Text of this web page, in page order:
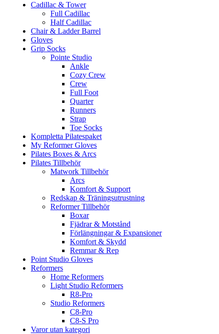
Cadillac & Tower
Full Cadillac
Half Cadillac
Chair & Ladder Barrel
Gloves
Grip Socks
Pointe Studio
Ankle
Cozy Crew
Crew
Full Foot
Quarter
Runners
Strap
Toe Socks
Kompletta Pilatespaket
My Reformer Gloves
Pilates Boxes & Arcs
Pilates Tillbehör
Matwork Tillbehör
Arcs
Komfort & Support
Redskap & Träningsutrustning
Reformer Tillbehör
Boxar
Fjädrar & Motstånd
Förlängningar & Expansioner
Komfort & Skydd
Remmar & Rep
Point Studio Gloves
Reformers
Home Reformers
Light Studio Reformers
R8-Pro
Studio Reformers
C8-Pro
C8-S Pro
Varor utan kategori